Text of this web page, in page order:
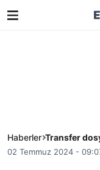
Haberler Transfer
02 Temmuz 2024 -